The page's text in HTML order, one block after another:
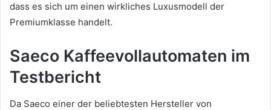
dass es sich um einen wirkliches Luxusmodell der
Premiumklasse handelt.
Saeco Kaffeevollautomaten im
Testbericht
Da Saeco einer der beliebtesten Hersteller von